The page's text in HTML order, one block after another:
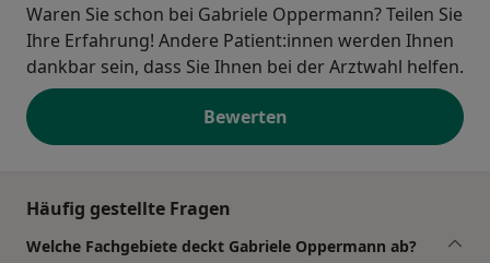
Waren Sie schon bei Gabriele Oppermann? Teilen Sie
Ihre Erfahrung! Andere Patient:innen werden Ihnen
dankbar sein, dass Sie Ihnen bei der Arztwahl helfen.
Bewerten
Häufig gestellte Fragen
Welche Fachgebiete deckt Gabriele Oppermann ab?